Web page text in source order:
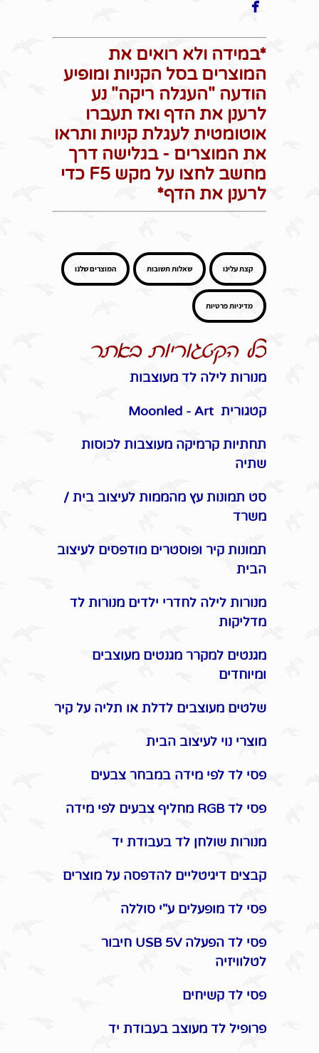
*במידה ולא רואים את
המוצרים בסל הקניות ומופיע
הודעה "העגלה ריקה" נע
לרענן את הדף ואז תעברו
אוטומטית לעגלת קניות ותראו
את המוצרים - בגלישה דרך
מחשב לחצו על מקש F5 כדי
לרענן את הדף*
קצת עלינו שאלות תשובות המוצרים שלנו
מדיניות פרטיות
כל הקטגוריות באתר
מנורות לילה לד מעוצבות
קטגורית Moonled - Art
תחתיות קרמיקה מעוצבות לכוסות
שתיה
סט תמונות עץ מהממות לעיצוב בית /
משרד
תמונות קיר ופוסטרים מודפסים לעיצוב
הבית
מנורות לילה לחדרי ילדים מנורות לד
מדליקות
מגנטים למקרר מגנטים מעוצבים
ומיוחדים
שלטים מעוצבים לדלת או תליה על קיר
מוצרי נוי לעיצוב הבית
פסי לד לפי מידה במבחר צבעים
פסי לד RGB מחליף צבעים לפי מידה
מנורות שולחן לד בעבודת יד
קבצים דיגיטליים להדפסה על מוצרים
פסי לד מופעלים ע"י סוללה
פסי לד הפעלה USB 5V חיבור
לטלוויזיה
פסי לד קשיחים
פרופיל לד מעוצב בעבודת יד